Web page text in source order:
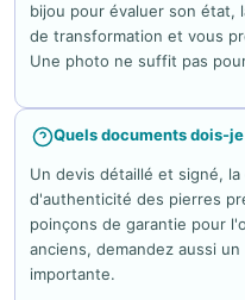
bijou pour évaluer son état,
de transformation et vous
Une photo ne suffit pas
Quels documents dois-
Un devis détaillé et signé,
d'authenticité des pierres
poinçons de garantie pour
anciens, demandez aussi
importante.